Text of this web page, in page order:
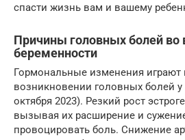
спасти жизнь вам и вашему
Причины головных болей во
беременности
Гормональные изменения
возникновении головных болей
октября 2023). Резкий рост
вызывая их расширение и
провоцировать боль. Снижение